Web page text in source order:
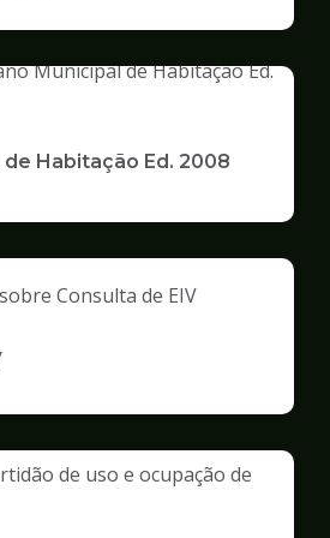
Desenvolvimento
Urbano
de Habitação Ed. 2008